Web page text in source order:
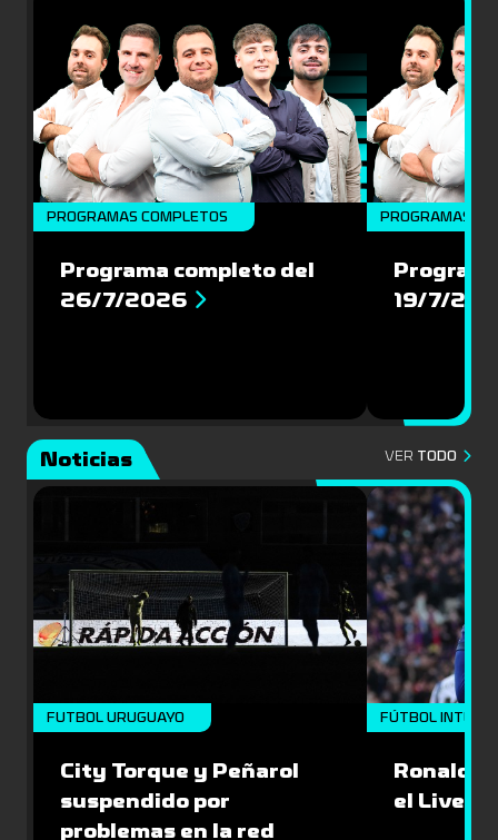
PROGRAMAS COMPLETOS
Programa completo del
26/7/2026
PROGRAMAS
19/7/
Noticias VER TODO
FUTBOL URUGUAYO
City Torque y Peñarol
suspendido por
problemas en la red
FÚTBOL
Ronald
el